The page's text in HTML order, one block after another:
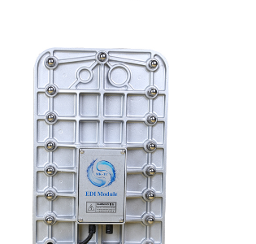
MK-TC300 EDI超纯水处理设备
查看详情